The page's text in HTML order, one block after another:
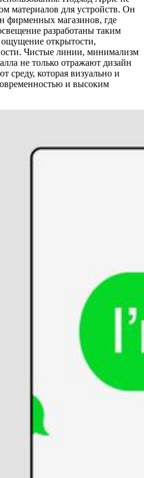
материалов для устройств. Он
фирменных магазинов, где
разработаны таким
ощущение открытости,
Чистые линии, минимализм
не только отражают дизайн
среду, которая визуально и
и высоким